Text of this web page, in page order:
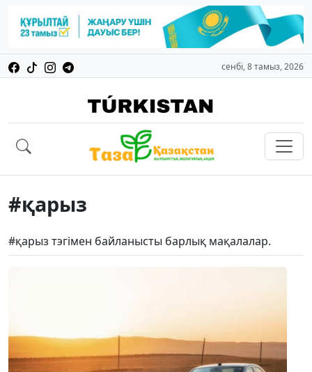
сенбі, 8 тамыз, 2026
#қарыз
#қарыз тэгімен байланысты барлық мақалалар.